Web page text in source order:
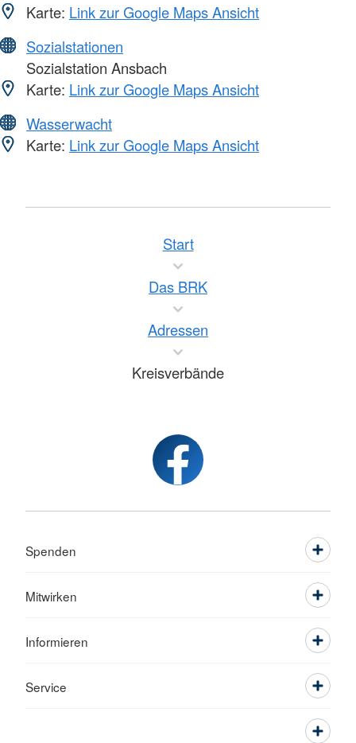
Karte: Link zur Google Maps Ansicht
Sozialstationen
Sozialstation Ansbach
Karte: Link zur Google Maps Ansicht
Wasserwacht
Karte: Link zur Google Maps Ansicht
Start
Das BRK
Adressen
Kreisverbände
Spenden
Mitwirken
Informieren
Service